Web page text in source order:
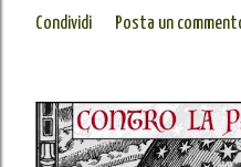
Condividi Posta un